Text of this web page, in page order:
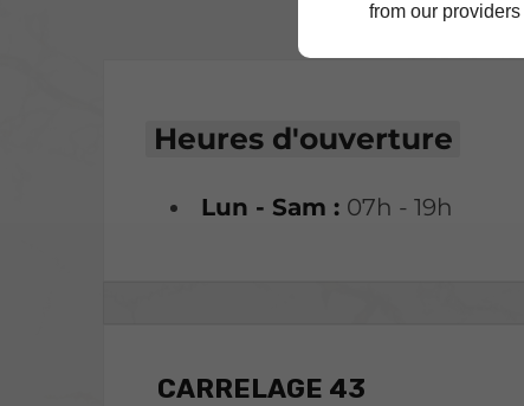
from our providers
Heures d'ouverture
Lun - Sam : 07h - 19h
CARRELAGE 43